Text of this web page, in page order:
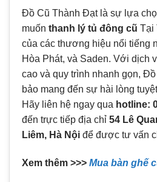
Đồ Cũ Thành Đạt là sự lựa
muốn thanh lý tủ đông cũ Tại
của các thương hiệu nổi tiếng
Hòa Phát, và Saden. Với dịch
cao và quy trình nhanh gọn,
bảo mang đến sự hài lòng
Hãy liên hệ ngay qua hotline:
đến trực tiếp địa chỉ 54 Lê
Liêm, Hà Nội để được tư vấn
Xem thêm >>> Mua bàn ghế